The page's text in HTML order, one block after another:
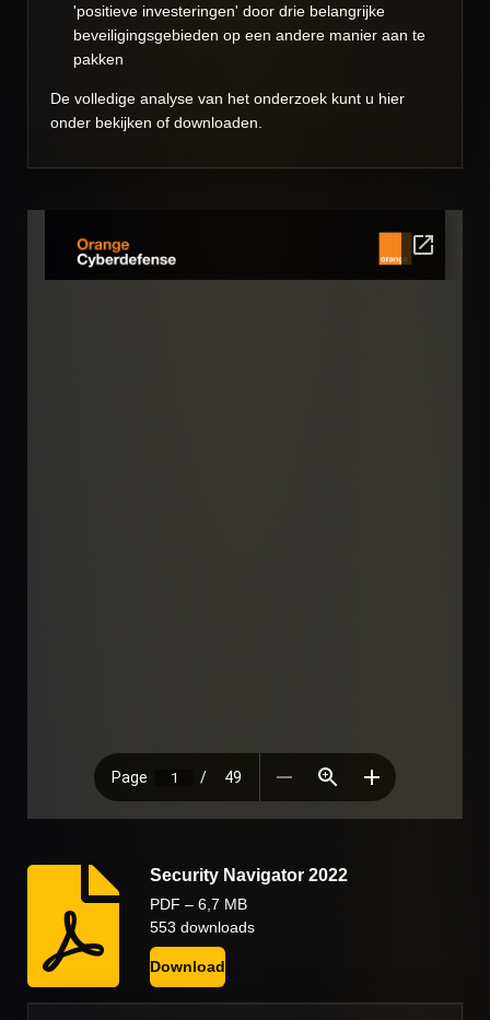
'positieve investeringen' door drie belangrijke
beveiligingsgebieden op een andere manier aan te
pakken
De volledige analyse van het onderzoek kunt u hier
onder bekijken of downloaden.
Security Navigator 2022
PDF – 6,7 MB
553 downloads
Download